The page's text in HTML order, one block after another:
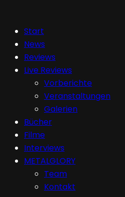
Start
News
Reviews
Live Reviews
Vorberichte
Veranstaltungen
Galerien
Bücher
Filme
Interviews
METALGLORY
Team
Kontakt